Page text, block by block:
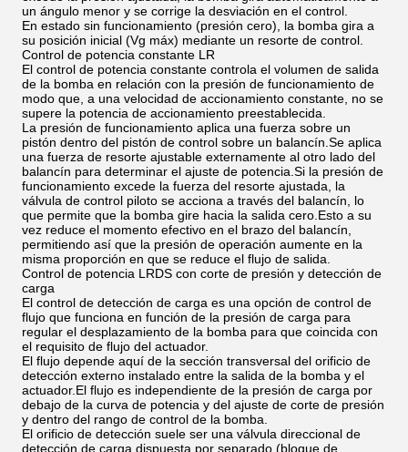
un ángulo menor y se corrige la desviación en el control.
En estado sin funcionamiento (presión cero), la bomba gira a
su posición inicial (Vg máx) mediante un resorte de control.
Control de potencia constante LR
El control de potencia constante controla el volumen de salida
de la bomba en relación con la presión de funcionamiento de
modo que, a una velocidad de accionamiento constante, no se
supere la potencia de accionamiento preestablecida.
La presión de funcionamiento aplica una fuerza sobre un
pistón dentro del pistón de control sobre un balancín.Se aplica
una fuerza de resorte ajustable externamente al otro lado del
balancín para determinar el ajuste de potencia.Si la presión de
funcionamiento excede la fuerza del resorte ajustada, la
válvula de control piloto se acciona a través del balancín, lo
que permite que la bomba gire hacia la salida cero.Esto a su
vez reduce el momento efectivo en el brazo del balancín,
permitiendo así que la presión de operación aumente en la
misma proporción en que se reduce el flujo de salida.
Control de potencia LRDS con corte de presión y detección de
carga
El control de detección de carga es una opción de control de
flujo que funciona en función de la presión de carga para
regular el desplazamiento de la bomba para que coincida con
el requisito de flujo del actuador.
El flujo depende aquí de la sección transversal del orificio de
detección externo instalado entre la salida de la bomba y el
actuador.El flujo es independiente de la presión de carga por
debajo de la curva de potencia y del ajuste de corte de presión
y dentro del rango de control de la bomba.
El orificio de detección suele ser una válvula direccional de
detección de carga dispuesta por separado (bloque de